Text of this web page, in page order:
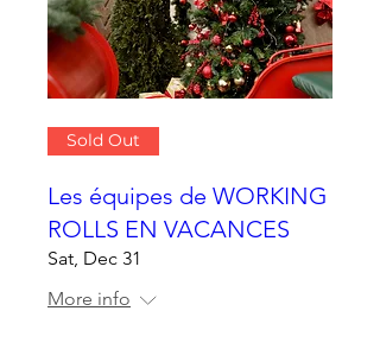
Sold Out
Les équipes de WORKING
ROLLS EN VACANCES
Sat, Dec 31
More info